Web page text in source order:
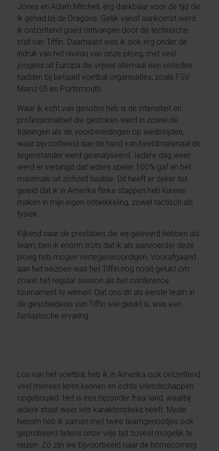
Jones en Adam Mitchell, erg dankbaar voor de tijd die
ik gehad bij de Dragons. Gelijk vanaf aankomst werd
ik ontzettend goed ontvangen door de technische
staf van Tiffin. Daarnaast was ik ook erg onder de
indruk van het niveau van onze ploeg, met veel
jongens uit Europa die vrijwel allemaal een verleden
hadden bij betaald voetbal organisaties, zoals FSV
Mainz 05 en Portsmouth.
Waar ik echt van genoten heb is de intensiteit en
professionaliteit die gestoken werd in zowel de
trainingen als de voorbereidingen op wedstrijden,
waar bijvoorbeeld aan de hand van beeldmateriaal de
tegenstander werd geanalyseerd. Iedere dag weer
werd er verlangd dat iedere speler 100% gaf en het
maximale uit zichzelf haalde. Dit heeft er zeker tot
geleid dat ik in Amerika flinke stappen heb kunnen
maken in mijn eigen ontwikkeling, zowel tactisch als
fysiek.
Kijkend naar de prestaties die wij geleverd hebben als
team, ben ik enorm trots dat ik als aanvoerder deze
ploeg heb mogen vertegenwoordigen. Voorafgaand
aan het seizoen was het Tiffin nog nooit gelukt om
zowel het regular season als het conference
tournament te winnen. Dat ons dit als eerste team in
de geschiedenis van Tiffin wel gelukt is, was een
fantastische ervaring.
Los van het voetbal, heb ik in Amerika ook ontzettend
veel mensen leren kennen en echte vriendschappen
opgebouwd. Het is een bijzonder fraai land, waarbij
iedere staat weer iets karakteristieks heeft. Mede
hierom heb ik samen met twee teamgenootjes ook
geprobeerd tijdens onze vrije tijd zoveel mogelijk te
reizen. Zo zijn we bijvoorbeeld naar de homecoming